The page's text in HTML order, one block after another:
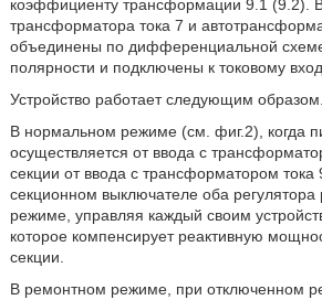
коэффициенту трансформации 9.1 (9.2).
трансформатора тока 7 и
объединены по дифференциальной
полярности и подключены к токовому
Устройство работает следующим образом.
В нормальном режиме (см. фиг.2), когда
осуществляется от ввода с
секции от ввода с трансформатором
секционном выключателе оба
режиме, управляя каждый своим
которое компенсирует реактивную
секции.
В ремонтном режиме, при отключенном